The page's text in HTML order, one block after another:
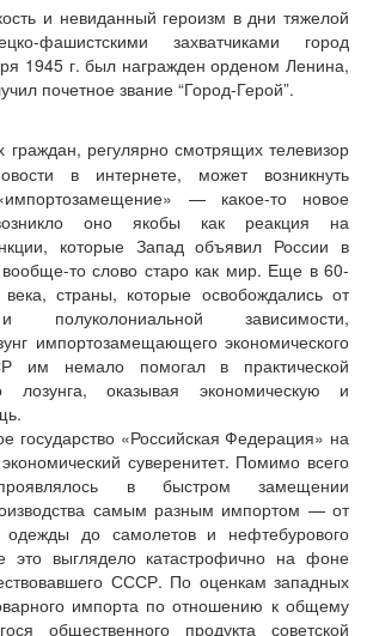
и невиданный героизм в дни тяжелой
фашистскими захватчиками город
1945 г. был награжден орденом Ленина,
почетное звание “Город-Герой”.
регулярно смотрящих телевизор
в интернете, может возникнуть
— какое-то новое
оно якобы как реакция на
которые Запад объявил России в
то слово старо как мир. Еще в 60-
страны, которые освобождались от
полуколониальной зависимости,
импортозамещающего экономического
им немало помогал в практической
лозунга, оказывая экономическую и
государство «Российская Федерация» на
суверенитет. Помимо всего
в быстром замещении
самым разным импортом — от
одежды до самолетов и нефтебурового
это выглядело катастрофично на фоне
СССР. По оценкам западных
импорта по отношению к общему
общественного продукта советской